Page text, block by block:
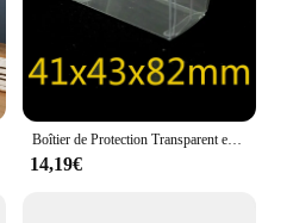
Boîtier de Protection Transparent en PVC pour Jouet de Voiture, Étui Anti-Poussière, Vitrine de Rivière x 43x82mm, 20/25/50 Pièces, 1/64
14,19€